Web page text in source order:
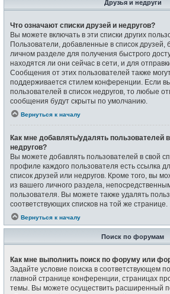
Друзья и недруги
Что означают списки друзей и недругов?
Вы можете включать в эти списки других
Пользователи, добавленные в список друзей,
личном разделе для получения быстрого
находятся ли они сейчас в сети, и для
Сообщения от этих пользователей также
поддерживается стилем конференции. Если
пользователей в список недругов, то любые
сообщения будут скрыты по умолчанию.
Вернуться к началу
Как мне добавлять/удалять пользователей
недругов?
Вы можете добавлять пользователей в свой
профиле каждого пользователя есть ссылка
список друзей или недругов. Кроме того, вы
из вашего личного раздела,
пользователя. Вы можете также удалять
соответствующих списков на той же странице.
Вернуться к началу
Поиск по форумам
Как мне выполнить поиск по форуму или
Задайте условие поиска в соответствующем
главной странице конференции, страницах
темы. Вы можете осуществить расширенный